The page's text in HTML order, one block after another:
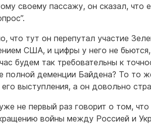
своему пассажу, он сказал, что
что тут он перепутал участие
США, и цифры у него не
будем так требовательны к
полной деменции Байдена? То то
его выступления, а он довольно
не первый раз говорит о том,
войны между Россией и